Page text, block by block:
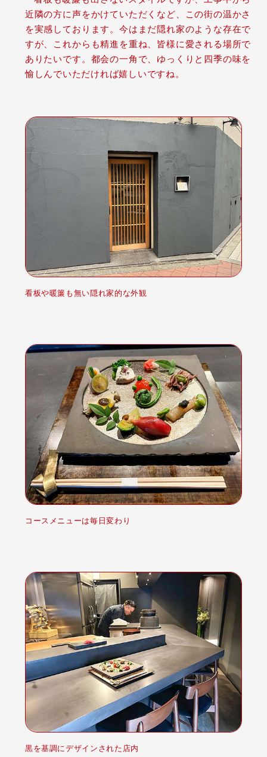
近隣の方に声をかけていただくなど、この街の温かさ
を実感しております。今はまだ隠れ家のような存在で
すが、これからも精進を重ね、皆様に愛される場所で
ありたいです。都会の一角で、ゆっくりと四季の味を
愉しんでいただければ嬉しいですね。
看板や暖簾も無い隠れ家的な外観
コースメニューは毎日変わり
黒を基調にデザインされた店内